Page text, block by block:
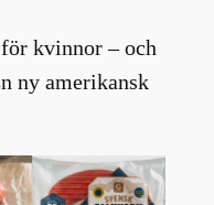
kvinnor – och
ny amerikansk